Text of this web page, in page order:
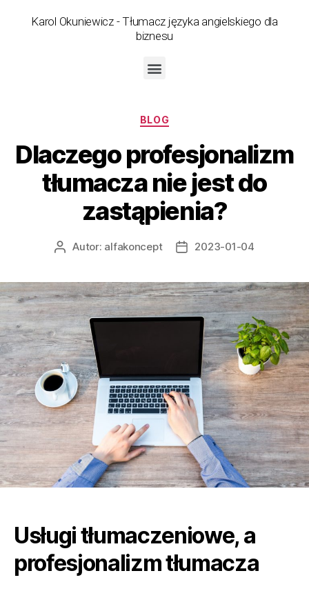
Karol Okuniewicz - Tłumacz języka angielskiego dla
biznesu
BLOG
Dlaczego profesjonalizm
tłumacza nie jest do
zastąpienia?
Autor: alfakoncept 2023-01-04
Usługi tłumaczeniowe, a
profesjonalizm tłumacza